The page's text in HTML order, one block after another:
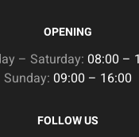
OPENING
– Saturday: 08:00 –
Sunday: 09:00 – 16:00
FOLLOW US